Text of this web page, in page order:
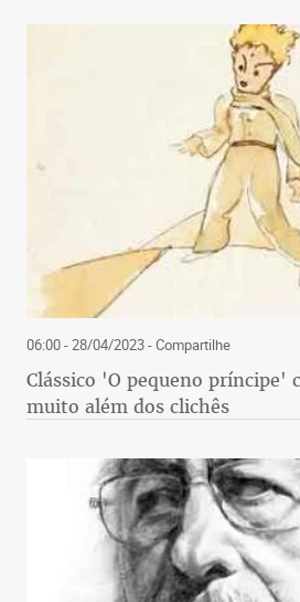
06:00 - 28/04/2023- Compartilhe
Clássico 'O pequeno príncipe'
muito além dos clichês